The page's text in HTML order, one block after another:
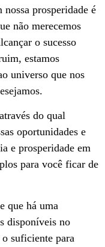
prosperidade é
não merecemos
o sucesso
estamos
universo que nos
do qual
oportunidades e
e prosperidade em
para você ficar de
que há uma
disponíveis no
suficiente para